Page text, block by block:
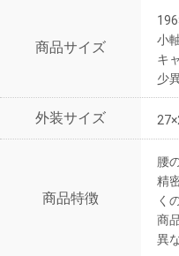
商品サイズ
小
キ
少
外装サイズ
商品特徴
腰
精
く
商
異